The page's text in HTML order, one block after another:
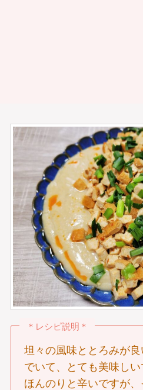
＊レシピ説明＊
坦々の風味ととろみが
でいて、とても美味し
ほんのりと辛いですが